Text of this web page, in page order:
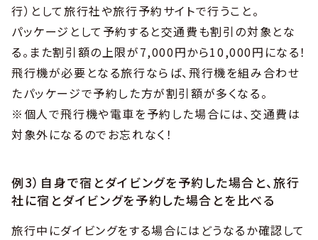
行）として旅行社や旅行予約サイトで行うこと。
パッケージとして予約すると交通費も割引の対象とな
る。また割引額の上限が7,000円から10,000円になる！
飛行機が必要となる旅行ならば、飛行機を組み合わせ
たパッケージで予約した方が割引額が多くなる。
※個人で飛行機や電車を予約した場合には、交通費は
対象外になるのでお忘れなく！
例3）自身で宿とダイビングを予約した場合と、旅行
社に宿とダイビングを予約した場合とを比べる
旅行中にダイビングをする場合にはどうなるか確認して